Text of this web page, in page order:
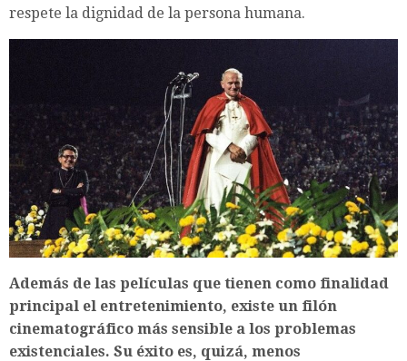
respete la dignidad de la persona humana.
Además de las películas que tienen como finalidad
principal el entretenimiento, existe un filón
cinematográfico más sensible a los problemas
existenciales. Su éxito es, quizá, menos